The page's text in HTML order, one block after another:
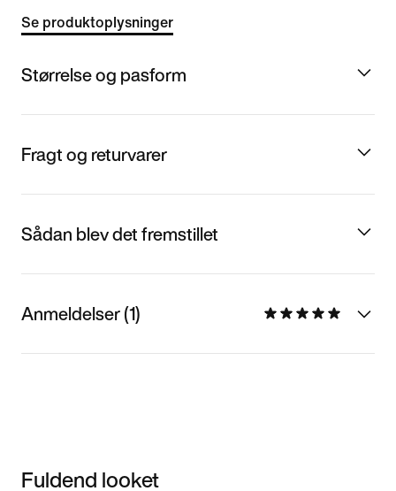
Se produktoplysninger
Størrelse og pasform
Fragt og returvarer
Sådan blev det fremstillet
Anmeldelser (1)
Fuldend looket